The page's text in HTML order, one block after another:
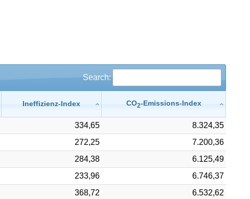
Search:
Ineffizienz-Index CO2-Emissions-Index
334,65
8.324,35
272,25
7.200,36
284,38
6.125,49
233,96
6.746,37
368,72 6.532,62